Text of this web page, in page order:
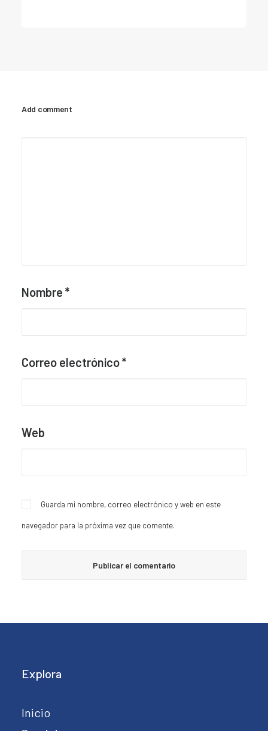
Add comment
Nombre *
Correo electrónico*
Web
Guarda mi nombre, correo electrónico y web en este
navegador para la próxima vez que comente.
Explora
Inicio